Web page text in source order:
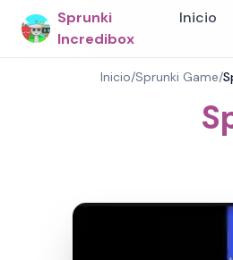
Sprunki
Incredibox
Inicio
Inicio/Sprunki Game/